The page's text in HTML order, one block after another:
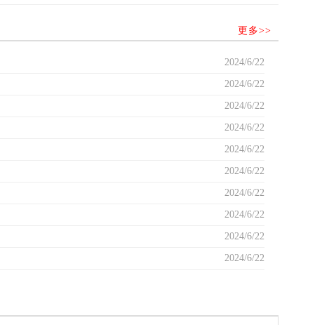
更多>>
2024/6/22
2024/6/22
2024/6/22
2024/6/22
2024/6/22
2024/6/22
2024/6/22
2024/6/22
2024/6/22
2024/6/22